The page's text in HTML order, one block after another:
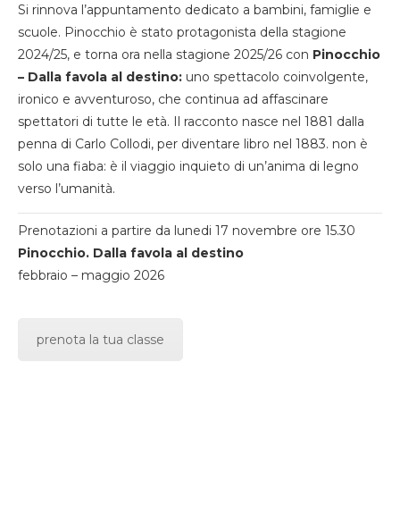
Si rinnova l’appuntamento dedicato a bambini, famiglie e
scuole. Pinocchio è stato protagonista della stagione
2024/25, e torna ora nella stagione 2025/26 con Pinocchio
– Dalla favola al destino: uno spettacolo coinvolgente,
ironico e avventuroso, che continua ad affascinare
spettatori di tutte le età. Il racconto nasce nel 1881 dalla
penna di Carlo Collodi, per diventare libro nel 1883. non è
solo una fiaba: è il viaggio inquieto di un’anima di legno
verso l’umanità.
Prenotazioni a partire da lunedi 17 novembre ore 15.30
Pinocchio. Dalla favola al destino
febbraio – maggio 2026
prenota la tua classe